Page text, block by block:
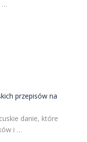
…
przepisów na
danie, które
i …